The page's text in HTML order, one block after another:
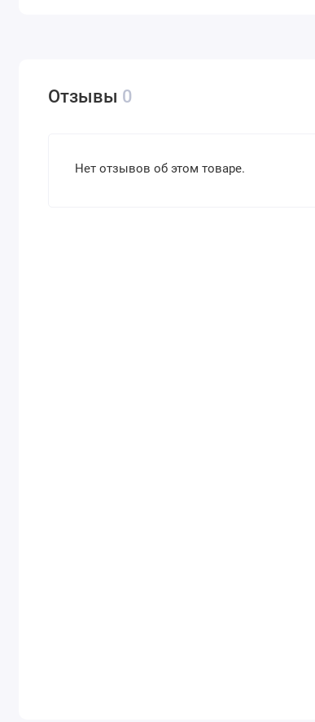
Отзывы 0
Нет отзывов об этом товаре.